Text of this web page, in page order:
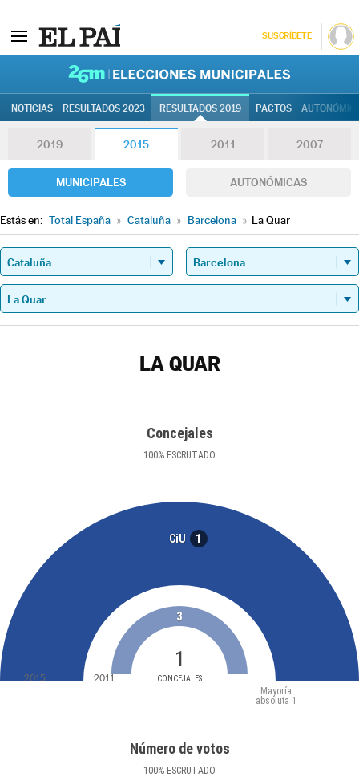
SUSCRÍBETE
NOTICIAS RESULTADOS 2023 RESULTADOS 2019 PACTOS
2019 2015 2011 2007
MUNICIPALES AUTONÓMICAS
Estás en: Total España » Cataluña » Barcelona » La Quar
LA QUAR
Concejales
100% ESCRUTADO
CiU 1
1
CONCEJALES
Mayoría
absoluta 1
3
2015 2011
Número de votos
100% ESCRUTADO